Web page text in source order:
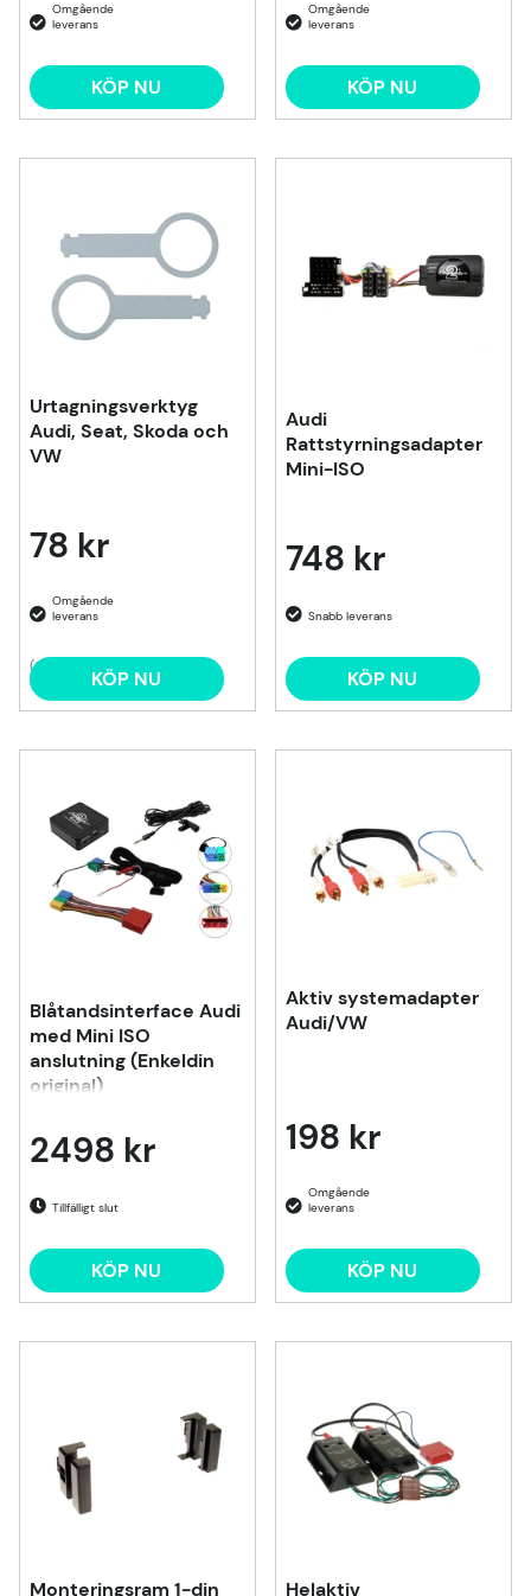
KÖP NU KÖP NU
Urtagningsverktyg
Audi, Seat, Skoda och
VW
78 kr
(2) KÖP NU
Audi
Rattstyrningsadapter
Mini-ISO
748 kr
KÖP NU
Blåtandsinterface Audi
med Mini ISO
anslutning (Enkeldin
original)
2498 kr
Tillfälligt slut
KÖP NU
Aktiv systemadapter
Audi/VW
198 kr
KÖP NU
Monteringsram 1-din Helaktiv